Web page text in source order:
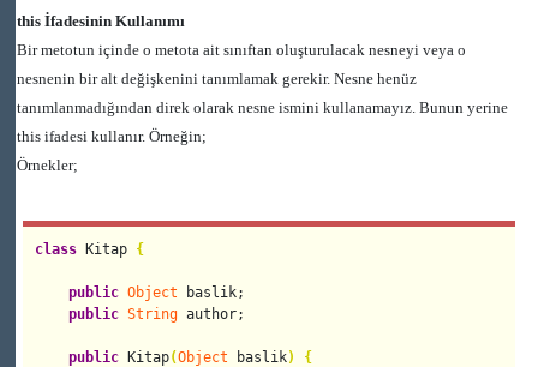
this İfadesinin Kullanımı
Bir metotun içinde o metota ait sınıftan oluşturulacak nesneyi veya o
nesnenin bir alt değişkenini tanımlamak gerekir. Nesne henüz
tanımlanmadığından direk olarak nesne ismini kullanamayız. Bunun yerine
this ifadesi kullanır. Örneğin;
Örnekler;
class Kitap {
public Object baslik;
public String author;
public Kitap(Object baslik)
{